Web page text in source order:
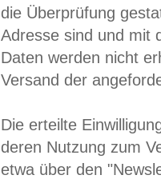
die Überprüfung
Adresse sind und mit
Daten werden nicht
Versand der
Die erteilte
deren Nutzung zum
etwa über den